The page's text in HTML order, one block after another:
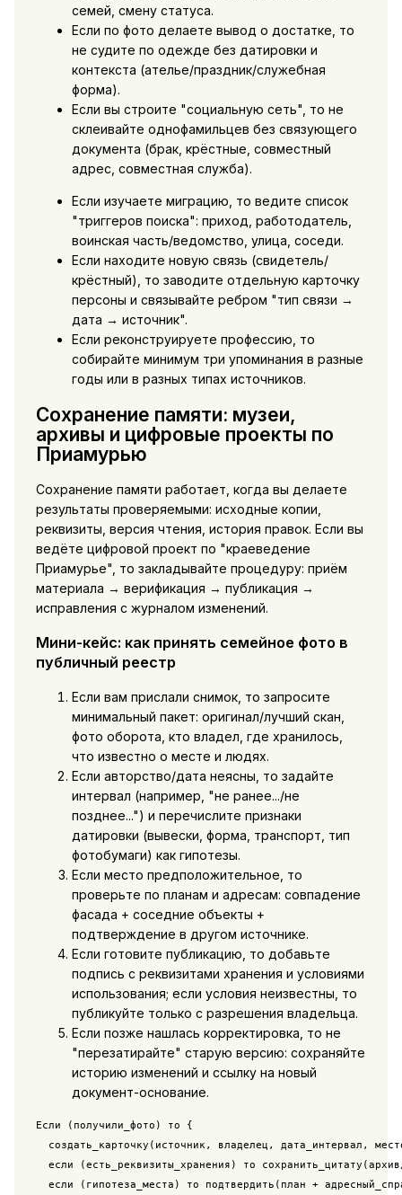
семей, смену статуса.
Если по фото делаете вывод о достатке, то
не судите по одежде без датировки и
контекста (ателье/праздник/служебная
форма).
Если вы строите "социальную сеть", то не
склеивайте однофамильцев без связующего
документа (брак, крёстные, совместный
адрес, совместная служба).
Если изучаете миграцию, то ведите список
"триггеров поиска": приход, работодатель,
воинская часть/ведомство, улица, соседи.
Если находите новую связь (свидетель/
крёстный), то заводите отдельную карточку
персоны и связывайте ребром "тип связи →
дата → источник".
Если реконструируете профессию, то
собирайте минимум три упоминания в разные
годы или в разных типах источников.
Сохранение памяти: музеи,
архивы и цифровые проекты по
Приамурью
Сохранение памяти работает, когда вы делаете
результаты проверяемыми: исходные копии,
реквизиты, версия чтения, история правок. Если вы
ведёте цифровой проект по "краеведение
Приамурье", то закладывайте процедуру: приём
материала → верификация → публикация →
исправления с журналом изменений.
Мини-кейс: как принять семейное фото в
публичный реестр
Если вам прислали снимок, то запросите
минимальный пакет: оригинал/лучший скан,
фото оборота, кто владел, где хранилось,
что известно о месте и людях.
Если авторство/дата неясны, то задайте
интервал (например, "не ранее.../не
позднее...") и перечислите признаки
датировки (вывески, форма, транспорт, тип
фотобумаги) как гипотезы.
Если место предположительное, то
проверьте по планам и адресам: совпадение
фасада + соседние объекты +
подтверждение в другом источнике.
Если готовите публикацию, то добавьте
подпись с реквизитами хранения и условиями
использования; если условия неизвестны, то
публикуйте только с разрешения владельца.
Если позже нашлась корректировка, то не
"перезатирайте" старую версию: сохраняйте
историю изменений и ссылку на новый
документ-основание.
Если (получили_фото) то {
создать_карточку(источник, владелец, дата_интервал,
если (есть_реквизиты_хранения) то
если (гипотеза_места) то подтвердить(план +